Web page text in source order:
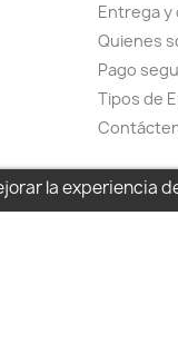
la experiencia
Entrega y
Quienes
Pago
Tipos de